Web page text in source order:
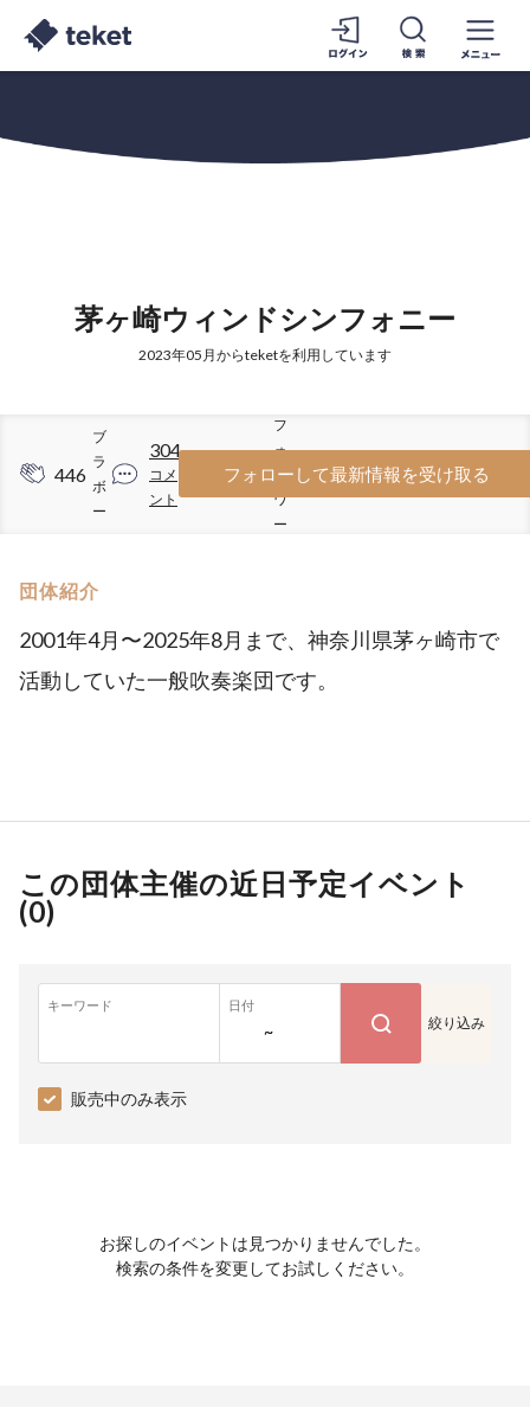
茅ヶ崎ウィンドシンフォニー
2023年05月からteketを利用しています
446
ブ
ラ
ボ
ー
304
コメ
ント
1019
フ
ォ
ロ
ワ
ー
フォローして最新情報を受け取る
団体紹介
2001年4月〜2025年8月まで、神奈川県茅ヶ崎市で
活動していた一般吹奏楽団です。
この団体主催の近日予定イベント
(0)
キーワード 日付
~ 絞り込み
販売中のみ表示
お探しのイベントは見つかりませんでした。
検索の条件を変更してお試しください。